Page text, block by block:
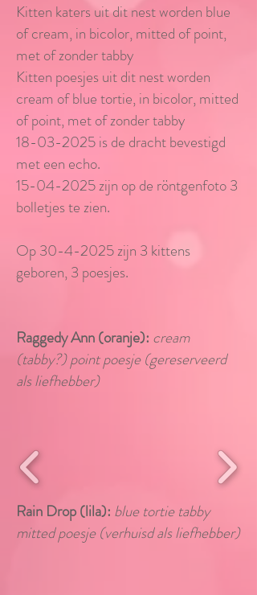
Kitten katers uit dit nest worden blue
of cream, in bicolor, mitted of point,
met of zonder tabby
Kitten poesjes uit dit nest worden
cream of blue tortie, in bicolor, mitted
of point,met of zonder tabby
​18-03-2025 is de dracht bevestigd
met een echo.
15-04-2025zijn op de röntgenfoto 3
bolletjes te zien.
Op30-4-2025zijn 3 kittens
geboren, 3 poesjes.
Raggedy Ann (oranje): cream
(tabby?) point poesje (gereserveerd
als liefhebber)
Rain Drop (lila​​): blue tortie tabby
mitted poesje (verhuisd als liefhebber)